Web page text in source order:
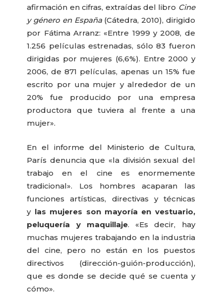
afirmación en cifras, extraídas del libro Cine
y género en España (Cátedra, 2010), dirigido
por Fátima Arranz: «Entre 1999 y 2008, de
1.256 películas estrenadas, sólo 83 fueron
dirigidas por mujeres (6,6%). Entre 2000 y
2006, de 871 películas, apenas un 15% fue
escrito por una mujer y alrededor de un
20% fue producido por una empresa
productora que tuviera al frente a una
mujer».
En el informe del Ministerio de Cultura,
París denuncia que «la división sexual del
trabajo en el cine es enormemente
tradicional». Los hombres acaparan las
funciones artísticas, directivas y técnicas
y las mujeres son mayoría en vestuario,
peluquería y maquillaje. «Es decir, hay
muchas mujeres trabajando en la industria
del cine, pero no están en los puestos
directivos (dirección-guión-producción),
que es donde se decide qué se cuenta y
cómo».